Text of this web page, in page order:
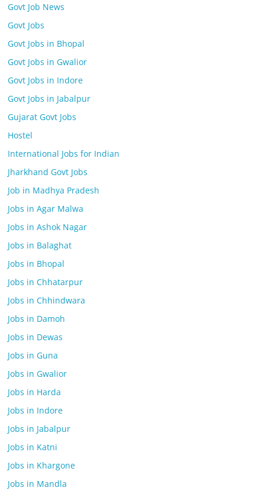
Govt Job News
Govt Jobs
Govt Jobs in Bhopal
Govt Jobs in Gwalior
Govt Jobs in Indore
Govt Jobs in Jabalpur
Gujarat Govt Jobs
Hostel
International Jobs for Indian
Jharkhand Govt Jobs
Job in Madhya Pradesh
Jobs in Agar Malwa
Jobs in Ashok Nagar
Jobs in Balaghat
Jobs in Bhopal
Jobs in Chhatarpur
Jobs in Chhindwara
Jobs in Damoh
Jobs in Dewas
Jobs in Guna
Jobs in Gwalior
Jobs in Harda
Jobs in Indore
Jobs in Jabalpur
Jobs in Katni
Jobs in Khargone
Jobs in Mandla